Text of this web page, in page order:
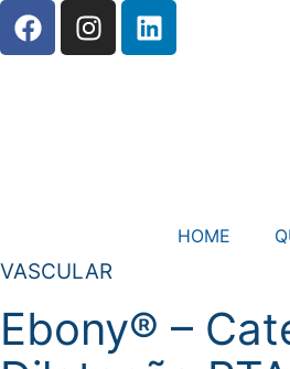
HOME
VASCULAR
Ebony® –